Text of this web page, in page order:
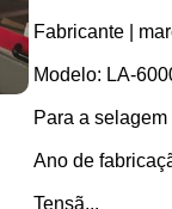
Fabricante |
Modelo: LA-
Para a
Ano de
Tensã...